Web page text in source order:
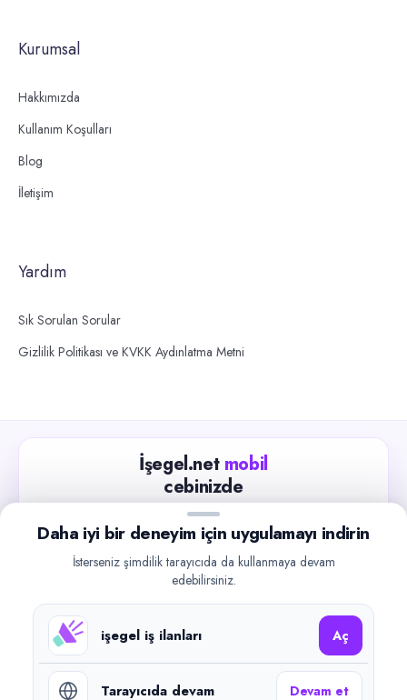
Kurumsal
Hakkımızda
Kullanım Koşulları
Blog
İletişim
Yardım
Sık Sorulan Sorular
Gizlilik Politikası ve KVKK Aydınlatma Metni
İşegel.net mobil
cebinizde
Güncel iş ilanlarını takip edin, işverenlerle hızlıca
iletişime geçin.
Google Play
©2026işegel.net. Tüm hakları saklıdır.
Daha iyi bir deneyim için uygulamayı indirin
İsterseniz şimdilik tarayıcıda da kullanmaya devam
edebilirsiniz.
işegel iş ilanları Aç
Tarayıcıda devam Devam et